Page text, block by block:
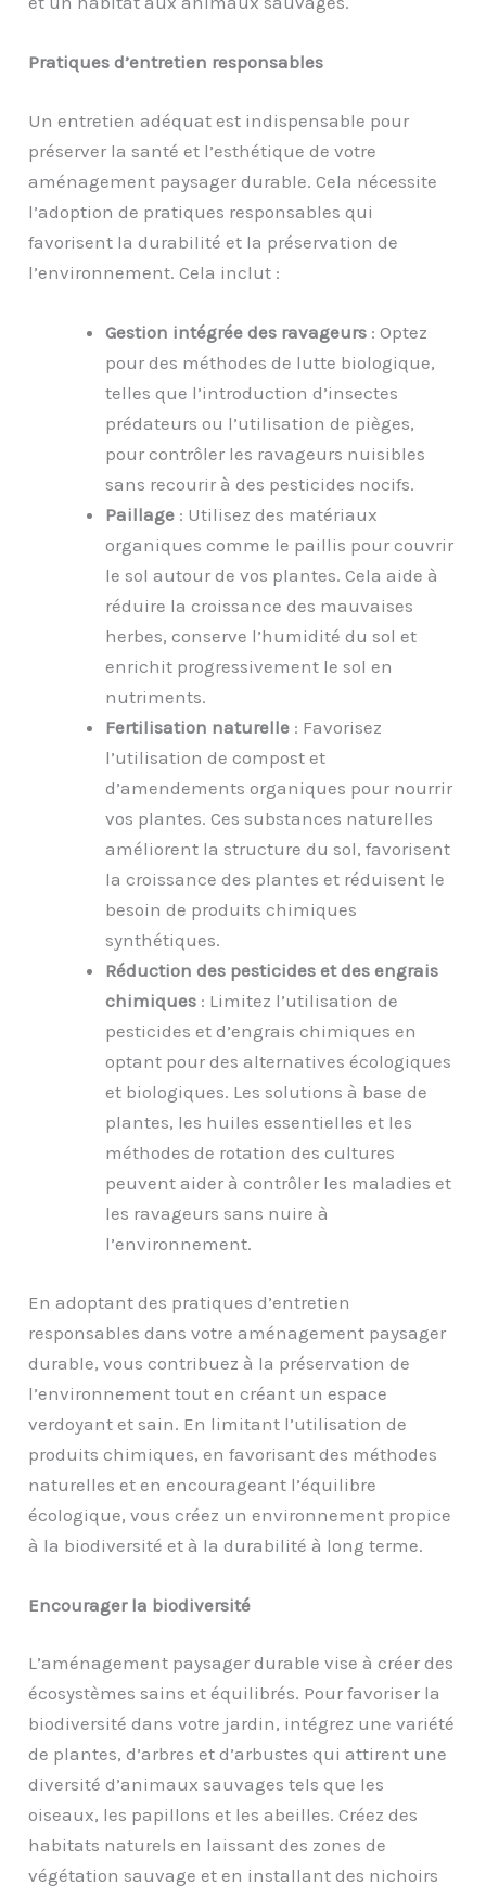
Pratiques d’entretien responsables
Un entretien adéquat est indispensable pour
préserver la santé et l’esthétique de votre
aménagement paysager durable. Cela nécessite
l’adoption de pratiques responsables qui
favorisent la durabilité et la préservation de
l’environnement. Cela inclut :
Gestion intégrée des ravageurs : Optez
pour des méthodes de lutte biologique,
telles que l’introduction d’insectes
prédateurs ou l’utilisation de pièges,
pour contrôler les ravageurs nuisibles
sans recourir à des pesticides nocifs.
Paillage : Utilisez des matériaux
organiques comme le paillis pour couvrir
le sol autour de vos plantes. Cela aide à
réduire la croissance des mauvaises
herbes, conserve l’humidité du sol et
enrichit progressivement le sol en
nutriments.
Fertilisation naturelle : Favorisez
l’utilisation de compost et
d’amendements organiques pour nourrir
vos plantes. Ces substances naturelles
améliorent la structure du sol, favorisent
la croissance des plantes et réduisent le
besoin de produits chimiques
synthétiques.
Réduction des pesticides et des engrais
chimiques : Limitez l’utilisation de
pesticides et d’engrais chimiques en
optant pour des alternatives écologiques
et biologiques. Les solutions à base de
plantes, les huiles essentielles et les
méthodes de rotation des cultures
peuvent aider à contrôler les maladies et
les ravageurs sans nuire à
l’environnement.
En adoptant des pratiques d’entretien
responsables dans votre aménagement paysager
durable, vous contribuez à la préservation de
l’environnement tout en créant un espace
verdoyant et sain. En limitant l’utilisation de
produits chimiques, en favorisant des méthodes
naturelles et en encourageant l’équilibre
écologique, vous créez un environnement propice
à la biodiversité et à la durabilité à long terme.
Encourager la biodiversité
L’aménagement paysager durable vise à créer des
écosystèmes sains et équilibrés. Pour favoriser la
biodiversité dans votre jardin, intégrez une variété
de plantes, d’arbres et d’arbustes qui attirent une
diversité d’animaux sauvages tels que les
oiseaux, les papillons et les abeilles. Créez des
habitats naturels en laissant des zones de
végétation sauvage et en installant des nichoirs